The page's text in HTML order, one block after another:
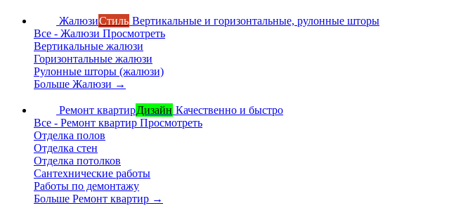
ЖалюзиСтиль Вертикальные и горизонтальные, рулонные шторы
Все - Жалюзи Просмотреть
Вертикальные жалюзи
Горизонтальные жалюзи
Рулонные шторы (жалюзи)
Больше Жалюзи →
Ремонт квартирДизайн Качественно и быстро
Все - Ремонт квартир Просмотреть
Отделка полов
Отделка стен
Отделка потолков
Сантехнические работы
Работы по демонтажу
Больше Ремонт квартир →